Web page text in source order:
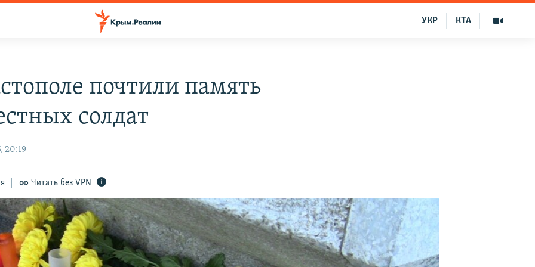
КТА
УКР
почтили память
солдат
20:19
Читать без VPN